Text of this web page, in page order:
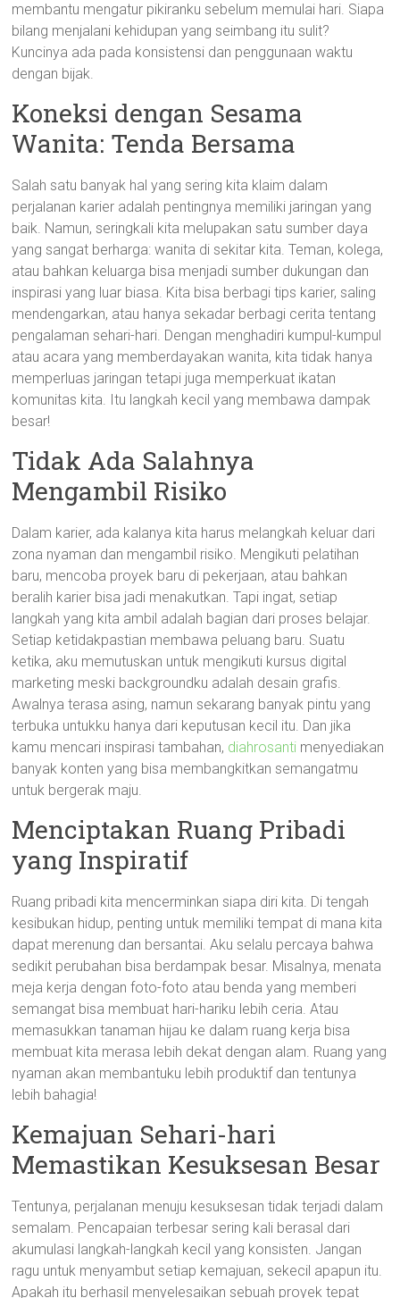
membantu mengatur pikiranku sebelum memulai hari. Siapa
bilang menjalani kehidupan yang seimbang itu sulit?
Kuncinya ada pada konsistensi dan penggunaan waktu
dengan bijak.
Koneksi dengan Sesama
Wanita: Tenda Bersama
Salah satu banyak hal yang sering kita klaim dalam
perjalanan karier adalah pentingnya memiliki jaringan yang
baik. Namun, seringkali kita melupakan satu sumber daya
yang sangat berharga: wanita di sekitar kita. Teman, kolega,
atau bahkan keluarga bisa menjadi sumber dukungan dan
inspirasi yang luar biasa. Kita bisa berbagi tips karier, saling
mendengarkan, atau hanya sekadar berbagi cerita tentang
pengalaman sehari-hari. Dengan menghadiri kumpul-kumpul
atau acara yang memberdayakan wanita, kita tidak hanya
memperluas jaringan tetapi juga memperkuat ikatan
komunitas kita. Itu langkah kecil yang membawa dampak
besar!
Tidak Ada Salahnya
Mengambil Risiko
Dalam karier, ada kalanya kita harus melangkah keluar dari
zona nyaman dan mengambil risiko. Mengikuti pelatihan
baru, mencoba proyek baru di pekerjaan, atau bahkan
beralih karier bisa jadi menakutkan. Tapi ingat, setiap
langkah yang kita ambil adalah bagian dari proses belajar.
Setiap ketidakpastian membawa peluang baru. Suatu
ketika, aku memutuskan untuk mengikuti kursus digital
marketing meski backgroundku adalah desain grafis.
Awalnya terasa asing, namun sekarang banyak pintu yang
terbuka untukku hanya dari keputusan kecil itu. Dan jika
kamu mencari inspirasi tambahan, diahrosanti menyediakan
banyak konten yang bisa membangkitkan semangatmu
untuk bergerak maju.
Menciptakan Ruang Pribadi
yang Inspiratif
Ruang pribadi kita mencerminkan siapa diri kita. Di tengah
kesibukan hidup, penting untuk memiliki tempat di mana kita
dapat merenung dan bersantai. Aku selalu percaya bahwa
sedikit perubahan bisa berdampak besar. Misalnya, menata
meja kerja dengan foto-foto atau benda yang memberi
semangat bisa membuat hari-hariku lebih ceria. Atau
memasukkan tanaman hijau ke dalam ruang kerja bisa
membuat kita merasa lebih dekat dengan alam. Ruang yang
nyaman akan membantuku lebih produktif dan tentunya
lebih bahagia!
Kemajuan Sehari-hari
Memastikan Kesuksesan Besar
Tentunya, perjalanan menuju kesuksesan tidak terjadi dalam
semalam. Pencapaian terbesar sering kali berasal dari
akumulasi langkah-langkah kecil yang konsisten. Jangan
ragu untuk menyambut setiap kemajuan, sekecil apapun itu.
Apakah itu berhasil menyelesaikan sebuah proyek tepat